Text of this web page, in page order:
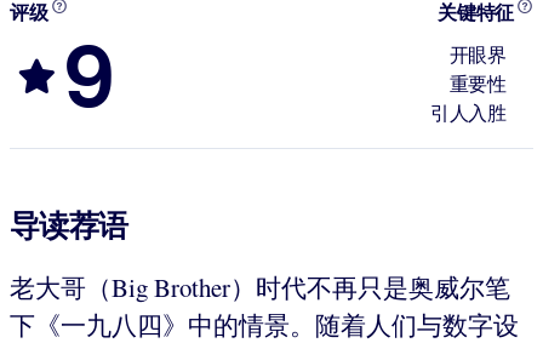
评级
9
关键特征
开眼界
重要性
引人入胜
导读荐语
老大哥（Big Brother）时代不再只是奥威尔笔
下《一九八四》中的情景。随着人们与数字设